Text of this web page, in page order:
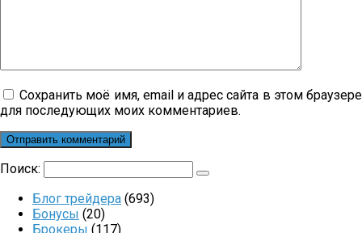
Сохранить моё имя, email и адрес сайта в этом браузере
для последующих моих комментариев.
Поиск:
Блог трейдера (693)
Бонусы (20)
Брокеры (117)